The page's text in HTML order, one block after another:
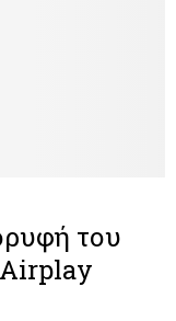
του
Αirplay